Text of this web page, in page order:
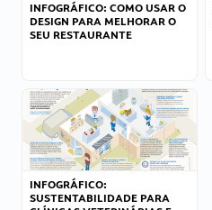
INFOGRÁFICO: COMO USAR O
DESIGN PARA MELHORAR O
SEU RESTAURANTE
INFOGRÁFICO:
SUSTENTABILIDADE PARA